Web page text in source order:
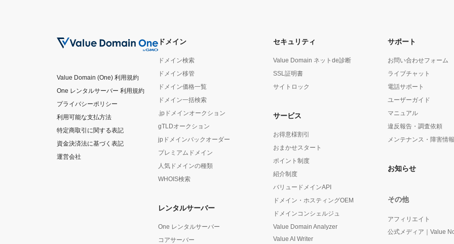
Value Domain (One) 利用規約
One レンタルサーバー 利用規約
プライバシーポリシー
利用可能な支払方法
特定商取引に関する表記
資金決済法に基づく表記
運営会社
ドメイン
ドメイン検索
ドメイン移管
ドメイン価格一覧
ドメイン一括検索
.jpドメインオークション
gTLDオークション
jpドメインバックオーダー
プレミアムドメイン
人気ドメインの種類
WHOIS検索
レンタルサーバー
One レンタルサーバー
コアサーバー
セキュリティ
Value Domain ネットde診断
SSL証明書
サイトロック
サービス
お得意様割引
おまかせスタート
ポイント制度
紹介制度
バリュードメインAPI
ドメイン・ホスティングOEM
ドメインコンシェルジュ
Value Domain Analyzer
Value AI Writer
サポート
お問い合わせフォーム
ライブチャット
電話サポート
ユーザーガイド
マニュアル
違反報告・調査依頼
メンテナンス・障害情
お知らせ
その他
アフィリエイト
公式メディア｜Value